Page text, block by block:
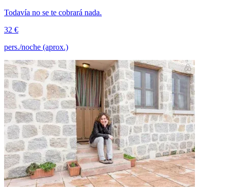
Todavía no se te cobrará nada.
32 €
pers./noche (aprox.)